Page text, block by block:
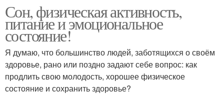
Сон, физическая активность,
питание и эмоциональное
состояние!
Я думаю, что большинство людей, заботящихся о своём
здоровье, рано или поздно задают себе вопрос: как
продлить свою молодость, хорошее физическое
состояние и сохранить здоровье?